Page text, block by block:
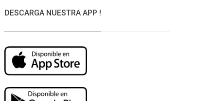
DESCARGA NUESTRA APP !